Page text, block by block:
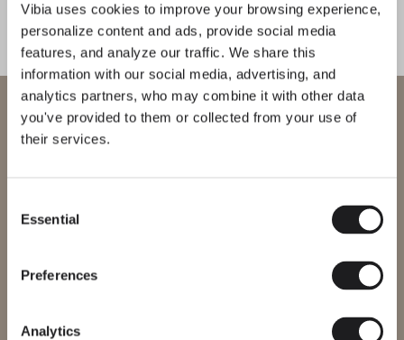
Vibia uses cookies to improve your browsing experience,
personalize content and ads, provide social media
features, and analyze our traffic. We share this
information with our social media, advertising, and
analytics partners, who may combine it with other data
you've provided to them or collected from your use of
their services.
Selection
Essential
Preferences
Analytics
ohne sich aufzudrängen, und ist die
ideale Lösung für Durchgänge,
Tische oder Räume mit doppelter
Höhe.
STEH UND TISCHLEUCHTEN
Willkommen bei Vibia
Sie versuchen, auf unser
Bitte wählen Sie die richtige Website für Ihre Region, um
sicherzustellen, dass alle verfügbaren Produkte den lokalen
einige Produkte möglicherweise nicht in jeder Region verfügbar
Region ändern